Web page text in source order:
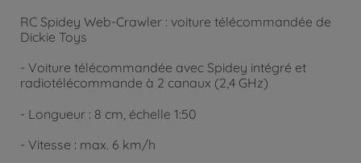
RC Spidey Web-Crawler : voiture télécommandée de
Dickie Toys
- Voiture télécommandée avec Spidey intégré et
radiotélécommande à 2 canaux (2,4 GHz)
- Longueur : 8 cm, échelle 1:50
- Vitesse : max. 6 km/h